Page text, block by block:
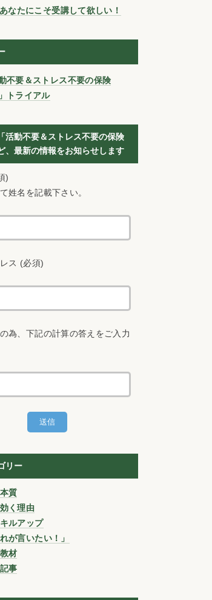
なたにこそ受講して欲しい！
動不要＆ストレス不要の保険
トライアル
活動不要＆ストレス不要の保険
、最新の情報をお知らせします
)
姓名を記載下さい。
ス (必須)
為、下記の計算の答えをご入力
リー
質
く理由
ルアップ
が言いたい！」
材
事